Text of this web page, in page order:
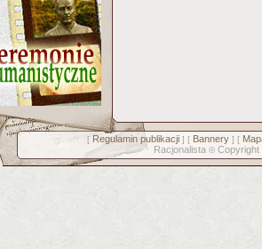
[ Regulamin publikacji] [ Bannery] [
Racjonalista © Copyright